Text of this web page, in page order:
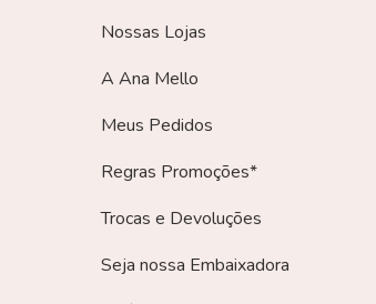
Nossas Lojas
A Ana Mello
Meus Pedidos
Regras Promoções*
Trocas e Devoluções
Seja nossa Embaixadora